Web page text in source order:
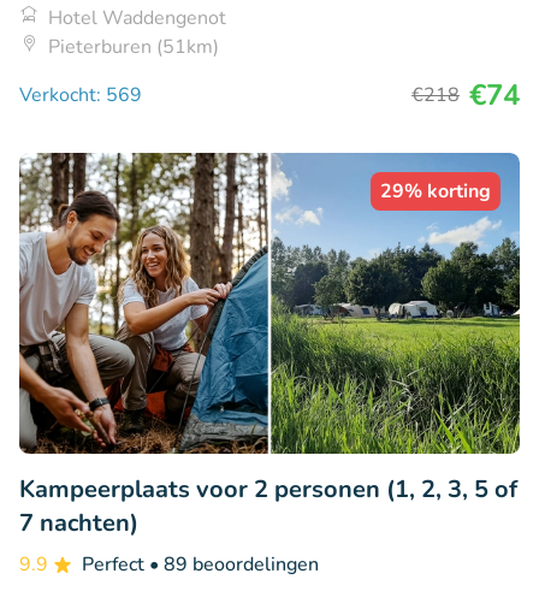
Hotel Waddengenot
Pieterburen (51km)
Verkocht: 569
€218 €74
29% korting
Kampeerplaats voor 2 personen (1, 2, 3, 5 of
7 nachten)
9.9 Perfect • 89 beoordelingen